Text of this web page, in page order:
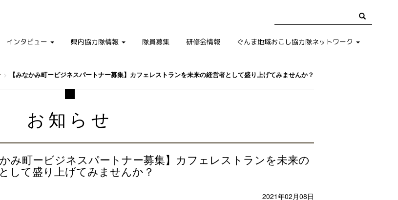
インタビュー 県内協力隊情報 隊員募集 研修会情報 ぐんま地域おこし協力隊ネットワーク
【みなかみ町ービジネスパートナー募集】カフェレストランを未来の経営者として盛り上げてみませんか？
お知らせ
かみ町ービジネスパートナー募集】カフェレストランを未来の
して盛り上げてみませんか？
2021年02月08日